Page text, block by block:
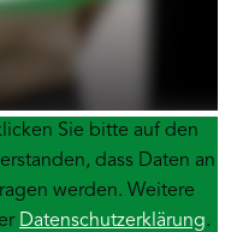
Sie bitte auf den
dass Daten an
werden. Weitere
Datenschutzerklärung.